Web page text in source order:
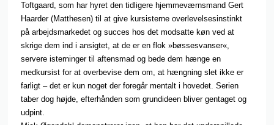
Toftgaard, som har hyret den tidligere hjemmeværnsmand Gert
Haarder (Matthesen) til at give kursisterne overlevelsesinstinkt
på arbejdsmarkedet og succes hos det modsatte køn ved at
skrige dem ind i ansigtet, at de er en flok »bøssesvanser«,
servere isterninger til aftensmad og bede dem hænge en
medkursist for at overbevise dem om, at hængning slet ikke er
farligt – det er kun noget der foregår mentalt i hovedet. Serien
taber dog højde, efterhånden som grundideen bliver gentaget og
udpint.